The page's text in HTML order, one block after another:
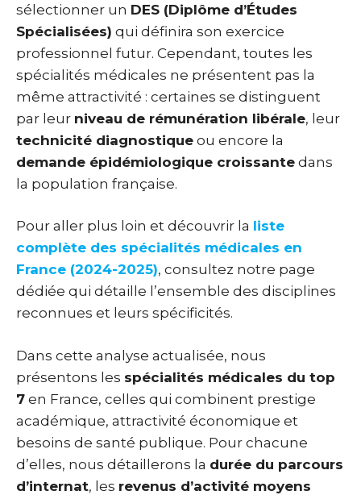
sélectionner un DES (Diplôme d’Études
Spécialisées) qui définira son exercice
professionnel futur. Cependant, toutes les
spécialités médicales ne présentent pas la
même attractivité : certaines se distinguent
par leur niveau de rémunération libérale, leur
technicité diagnostique ou encore la
demande épidémiologique croissante dans
la population française.
Pour aller plus loin et découvrir la liste
complète des spécialités médicales en
France (2024-2025), consultez notre page
dédiée qui détaille l’ensemble des disciplines
reconnues et leurs spécificités.
Dans cette analyse actualisée, nous
présentons les spécialités médicales du top
7 en France, celles qui combinent prestige
académique, attractivité économique et
besoins de santé publique. Pour chacune
d’elles, nous détaillerons la durée du parcours
d’internat, les revenus d’activité moyens